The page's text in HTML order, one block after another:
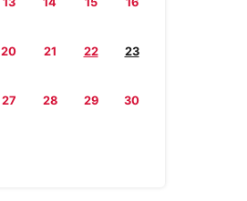
20 21 22 23
27 28 29 30